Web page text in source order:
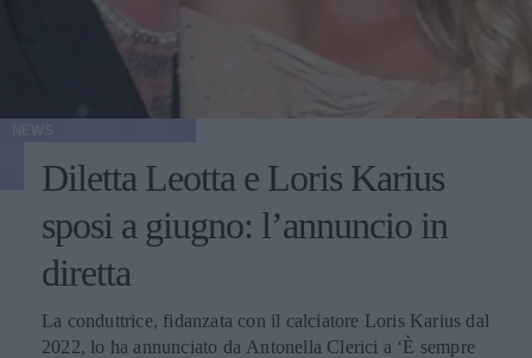
Diletta Leotta e Loris Karius
sposi a giugno: l’annuncio in
diretta
La conduttrice, fidanzata con il calciatore Loris Karius dal
2022, lo ha annunciato da Antonella Clerici a ‘È sempre